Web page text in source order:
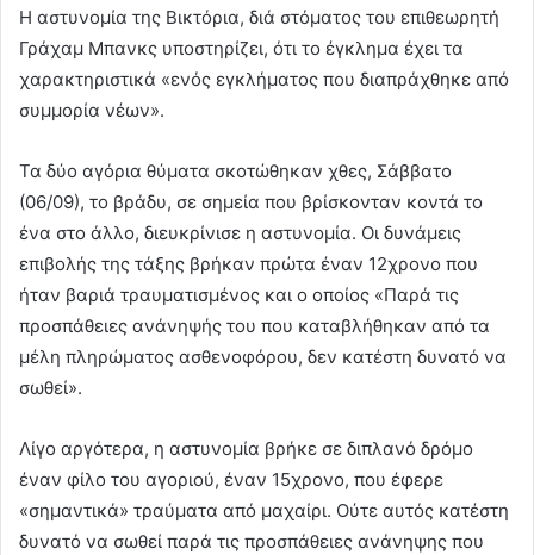
Η αστυνομία της Βικτόρια, διά στόματος του επιθεωρητή
Γράχαμ Μπανκς υποστηρίζει, ότι το έγκλημα έχει τα
χαρακτηριστικά «ενός εγκλήματος που διαπράχθηκε από
συμμορία νέων».
Τα δύο αγόρια θύματα σκοτώθηκαν χθες, Σάββατο
(06/09), το βράδυ, σε σημεία που βρίσκονταν κοντά το
ένα στο άλλο, διευκρίνισε η αστυνομία. Οι δυνάμεις
επιβολής της τάξης βρήκαν πρώτα έναν 12χρονο που
ήταν βαριά τραυματισμένος και ο οποίος «Παρά τις
προσπάθειες ανάνηψής του που καταβλήθηκαν από τα
μέλη πληρώματος ασθενοφόρου, δεν κατέστη δυνατό να
σωθεί».
Λίγο αργότερα, η αστυνομία βρήκε σε διπλανό δρόμο
έναν φίλο του αγοριού, έναν 15χρονο, που έφερε
«σημαντικά» τραύματα από μαχαίρι. Ούτε αυτός κατέστη
δυνατό να σωθεί παρά τις προσπάθειες ανάνηψης που